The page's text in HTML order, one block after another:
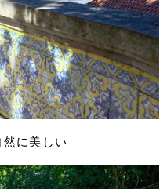
に美しい